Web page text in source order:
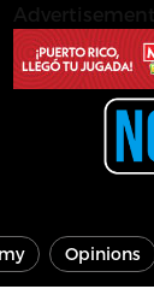
Opinions